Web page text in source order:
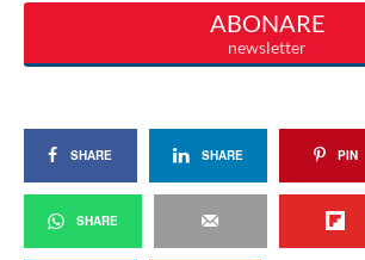
SHARE SHARE PIN
SHARE